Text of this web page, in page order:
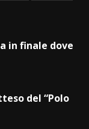
in finale dove
del “Polo